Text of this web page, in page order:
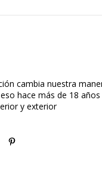
cambia nuestra
hace más de 18
y exterior